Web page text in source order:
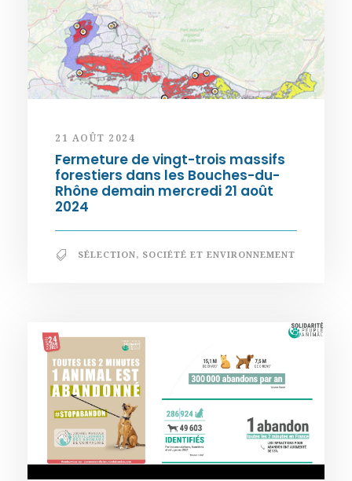
21 AOÛT 2024
Fermeture de vingt-trois massifs
forestiers dans les Bouches-du-
Rhône demain mercredi 21 août
2024
SÉLECTION, SOCIÉTÉ ET ENVIRONNEMENT